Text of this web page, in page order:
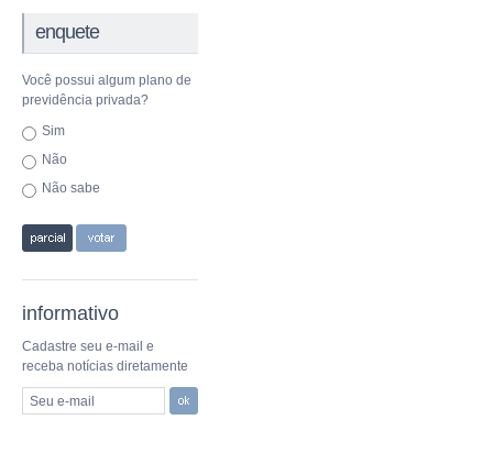
enquete
Você possui algum plano de
previdência privada?
Sim
Não
Não sabe
informativo
Cadastre seu e-mail e
receba notícias diretamente
Seu e-mail